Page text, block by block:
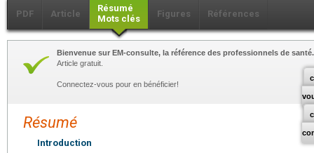
PDF Article
Résumé
Mots clés
Figures Références
Bienvenue sur EM-consulte, la référence des professionnels de santé.
Article gratuit.
Connectez-vous pour en bénéficier!
Résumé
Introduction